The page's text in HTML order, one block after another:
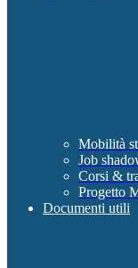
Mobilità
Job
Corsi &
Progetto
Documenti utili